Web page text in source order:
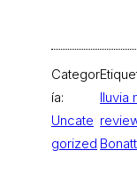
Categor
ía:
Uncate
gorized
lluvia